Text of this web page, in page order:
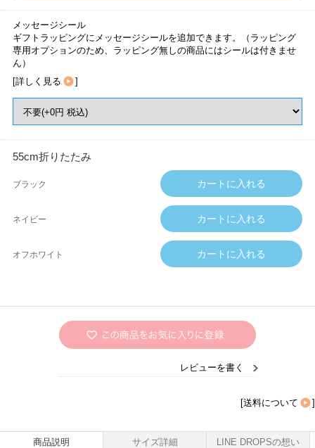
メッセージシール
ギフトラッピングにメッセージシールを追加できます。（ラッピング
専用オプションのため、ラッピング無しの商品にはシールは付きませ
ん）
[詳しく見る ]
55cm折りたたみ
ブラック
ネイビー
オフホワイト
レビューを書く
[送料について ]
商品説明 サイズ詳細 LINE DROPSの想い